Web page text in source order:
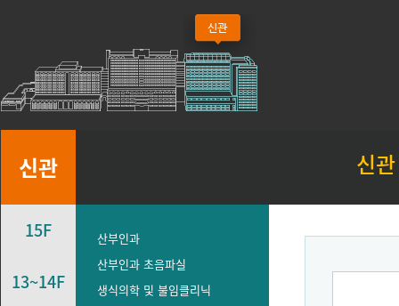
신관 신
15F
13~14F
산부인과
산부인과 초음파실
생식의학 및 불임클리닉